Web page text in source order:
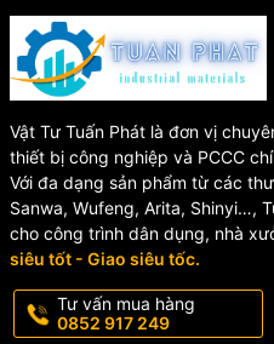
⭐ Tính Năng
🔥 Hiển Thị
Chính Xác
Thiết bị giúp hiển thị đầy đủ
báo cháy, hỗ trợ người quản lý
nhanh chóng.
🔧 Hỗ Trợ Mở
Cho phép mở rộng tối đa lên đến
Vật Tư Tuấn Phát là đơn vị
thiết bị công nghiệp và PCCC
Với đa dạng sản phẩm từ các
Sanwa, Wufeng, Arita, Shinyi…,
cho công trình dân dụng, nhà
siêu tốt - Giao siêu tốc.
Tư vấn mua hàng
0852 917 249